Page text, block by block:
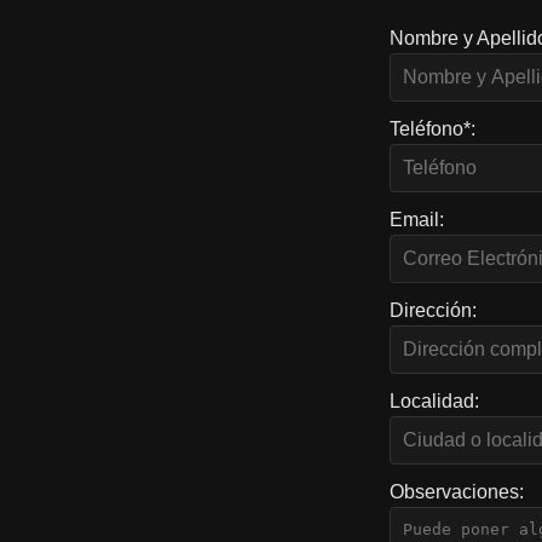
Nombre y
Teléfono*:
Email:
Dirección:
Localidad:
Observaciones: